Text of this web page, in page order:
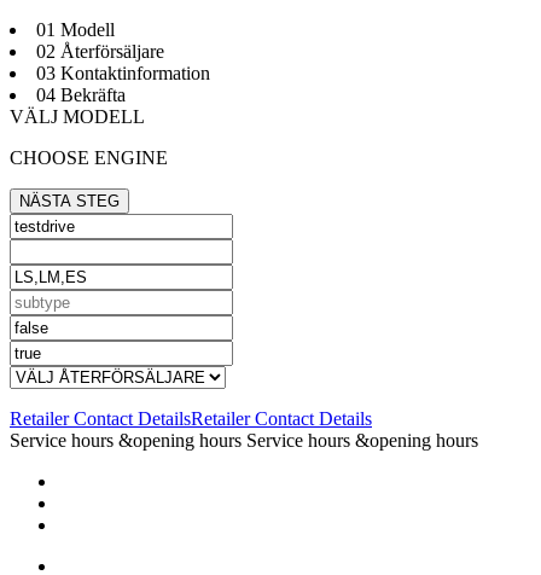
01 Modell
02 Återförsäljare
03 Kontaktinformation
04 Bekräfta
VÄLJ MODELL
CHOOSE ENGINE
NÄSTA STEG
Retailer Contact DetailsRetailer Contact Details
Service hours &opening hours Service hours &opening hours